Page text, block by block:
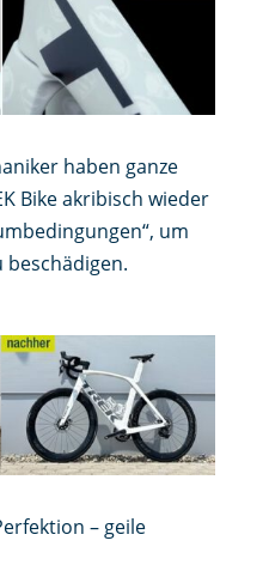
haben ganze
Bike akribisch wieder
um
beschädigen.
– geile